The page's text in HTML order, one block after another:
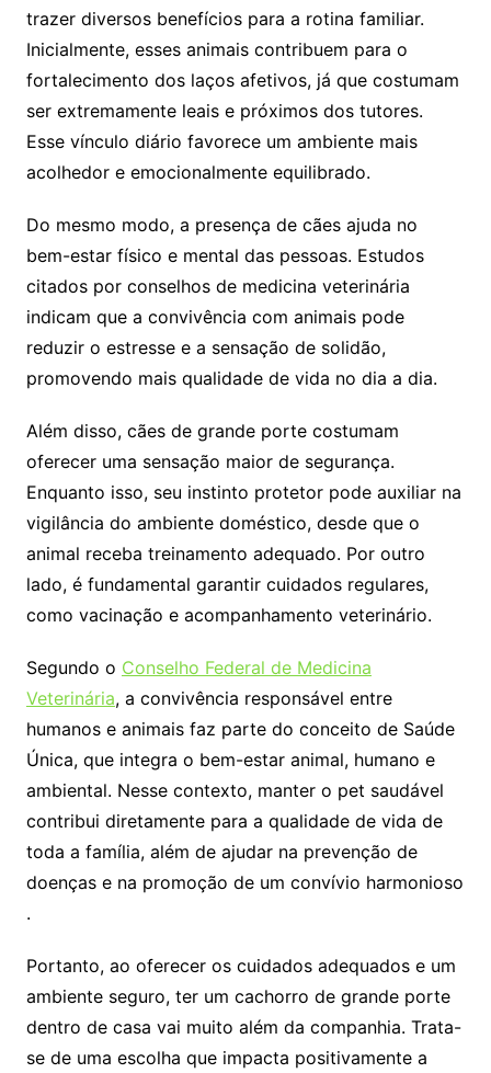
trazer diversos benefícios para a rotina familiar.
Inicialmente, esses animais contribuem para o
fortalecimento dos laços afetivos, já que costumam
ser extremamente leais e próximos dos tutores.
Esse vínculo diário favorece um ambiente mais
acolhedor e emocionalmente equilibrado.
Do mesmo modo, a presença de cães ajuda no
bem-estar físico e mental das pessoas. Estudos
citados por conselhos de medicina veterinária
indicam que a convivência com animais pode
reduzir o estresse e a sensação de solidão,
promovendo mais qualidade de vida no dia a dia.
Além disso, cães de grande porte costumam
oferecer uma sensação maior de segurança.
Enquanto isso, seu instinto protetor pode auxiliar na
vigilância do ambiente doméstico, desde que o
animal receba treinamento adequado. Por outro
lado, é fundamental garantir cuidados regulares,
como vacinação e acompanhamento veterinário.
Segundo o Conselho Federal de Medicina
Veterinária, a convivência responsável entre
humanos e animais faz parte do conceito de Saúde
Única, que integra o bem-estar animal, humano e
ambiental. Nesse contexto, manter o pet saudável
contribui diretamente para a qualidade de vida de
toda a família, além de ajudar na prevenção de
doenças e na promoção de um convívio harmonioso
.
Portanto, ao oferecer os cuidados adequados e um
ambiente seguro, ter um cachorro de grande porte
dentro de casa vai muito além da companhia. Trata-
se de uma escolha que impacta positivamente a